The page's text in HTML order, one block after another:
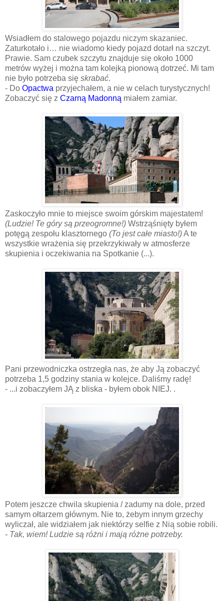
Wsiadłem do stalowego pojazdu niczym skazaniec.
Zaturkotało i… nie wiadomo kiedy pojazd dotarł na szczyt.
Prawie. Sam czubek szczytu znajduje się około 1000
metrów wyżej i można tam kolejką pionową dotrzeć. Mi tam
nie było potrzeba się skrabać.
- Do Opactwa przyjechałem, a nie w celach turystycznych!
Zobaczyć się z Czarną Madonną miałem zamiar.
Zaskoczyło mnie to miejsce swoim górskim majestatem!
(Ludzie! Te góry są przeogromne!) Wstrząśnięty byłem
potęgą zespołu klasztornego (To jest całe miasto!)A te
wszystkie wrażenia się przekrzykiwały w atmosferze
skupienia i oczekiwania na Spotkanie (...).
Pani przewodniczka ostrzegła nas, że aby Ją zobaczyć
potrzeba 1,5 godziny stania w kolejce. Daliśmy radę!
- ...i zobaczyłem JĄ z bliska - byłem obok NIEJ. .
Potem jeszcze chwila skupienia / zadumy na dole, przed
samym ołtarzem głównym. Nie to, żebym innym grzechy
wyliczał, ale widziałem jak niektórzy selfie z Nią sobie robili.
- Tak, wiem! Ludzie są różni i mają różne potrzeby.